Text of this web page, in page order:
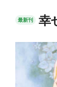
最新刊 幸